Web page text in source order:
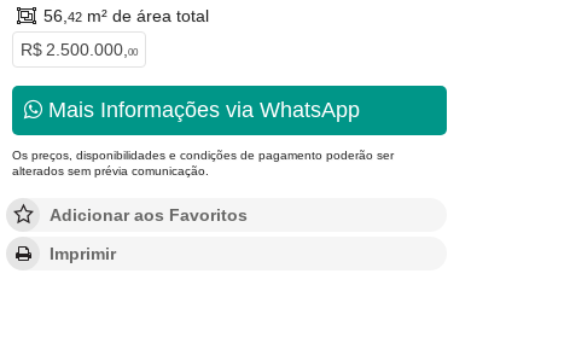
56, 42 m² de área total
R$ 2.500.000, 00
Mais Informações via WhatsApp
Os preços, disponibilidades e condições de pagamento poderão ser
alterados sem prévia comunicação.
Adicionar aos Favoritos
Imprimir